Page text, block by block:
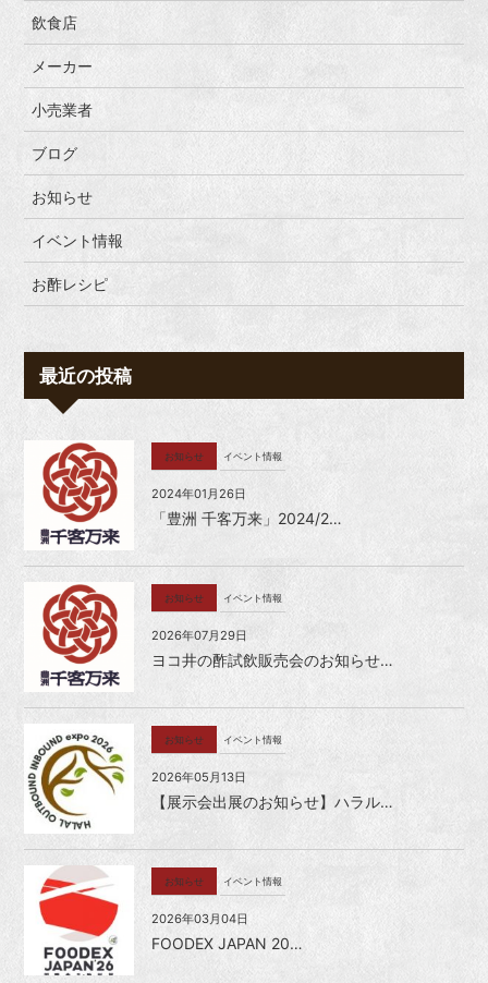
飲食店
メーカー
小売業者
ブログ
お知らせ
イベント情報
お酢レシピ
最近の投稿
お知らせ イベント情報
2024年01月26日
「豊洲 千客万来」2024/2…
お知らせ イベント情報
2026年07月29日
ヨコ井の酢試飲販売会のお知らせ…
お知らせ イベント情報
2026年05月13日
【展示会出展のお知らせ】ハラル…
お知らせ イベント情報
2026年03月04日
FOODEX JAPAN 20…